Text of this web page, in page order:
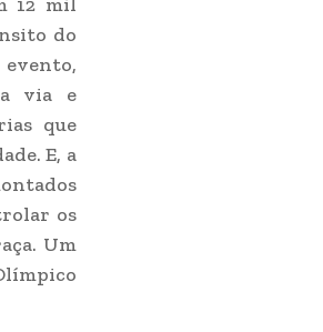
do
via e
que
E, a
os
Um